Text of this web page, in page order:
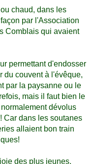
chaud, dans les
par l'Association
Comblais qui avaient
permettant d'endosser
couvent à l'évêque,
par la paysanne ou le
mais il faut bien le
dévolus
Car dans les soutanes
allaient bon train
des plus jeunes,